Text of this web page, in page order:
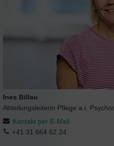
Ines Billau
Abteilungsleiterin Pflege a.i.
Kontakt per E-Mail
+41 31 664 62 24